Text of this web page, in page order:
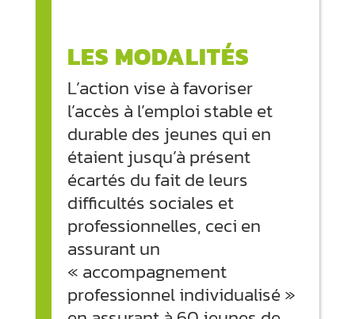
LES MODALITÉS
L’action vise à favoriser
l’accès à l’emploi stable et
durable des jeunes qui en
étaient jusqu’à présent
écartés du fait de leurs
difficultés sociales et
professionnelles, ceci en
assurant un
« accompagnement
professionnel individualisé »